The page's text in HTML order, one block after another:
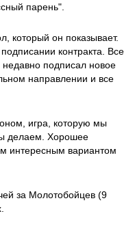
парень".
который он показывает.
контракта. Все
подписал новое
направлении и все
игра, которую мы
делаем. Хорошее
интересным вариантом
за Молотобойцев (9